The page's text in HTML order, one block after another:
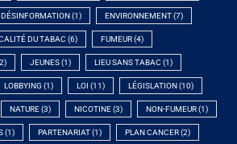
DÉSINFORMATION (1) ENVIRONNEMENT(7)
DU TABAC (6) FUMEUR(4)
JEUNES(1) LIEU SANS TABAC (1)
LOBBYING (1) LOI (11) LÉGISLATION (10)
NATURE(3) NICOTINE(3) NON-FUMEUR(1)
(1) PARTENARIAT(1) PLAN CANCER(2)